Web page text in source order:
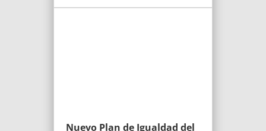
Nuevo Plan de Igualdad del